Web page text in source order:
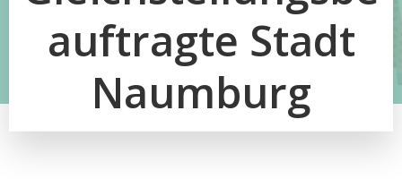
auftragte Stadt
Naumburg